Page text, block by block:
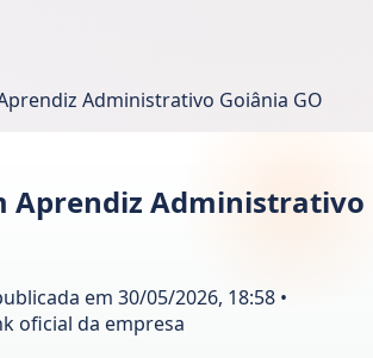
Administrativo Goiânia GO
Aprendiz Administrativo
em 30/05/2026, 18:58 •
oficial da empresa